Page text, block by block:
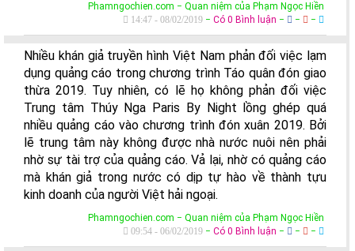
Phamngochien.com − Quan niệm của Phạm Ngọc Hiền
14:47 - 08/02/2019 − Có 0 Bình luận − − −
Nhiều khán giả truyền hình Việt Nam phản đối việc lạm
dụng quảng cáo trong chương trình Táo quân đón giao
thừa 2019. Tuy nhiên, có lẽ họ không phản đối việc
Trung tâm Thúy Nga Paris By Night lồng ghép quá
nhiều quảng cáo vào chương trình đón xuân 2019. Bởi
lẽ trung tâm này không được nhà nước nuôi nên phải
nhờ sự tài trợ của quảng cáo. Vả lại, nhờ có quảng cáo
mà khán giả trong nước có dịp tự hào về thành tựu
kinh doanh của người Việt hải ngoại.
Phamngochien.com − Quan niệm của Phạm Ngọc Hiền
09:54 - 06/02/2019 − Có 0 Bình luận − − −